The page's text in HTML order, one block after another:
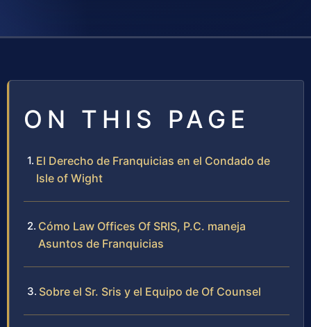
ON THIS PAGE
El Derecho de Franquicias en el Condado de
Isle of Wight
Cómo Law Offices Of SRIS, P.C. maneja
Asuntos de Franquicias
Sobre el Sr. Sris y el Equipo de Of Counsel